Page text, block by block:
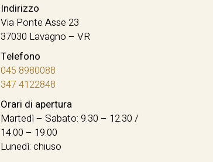
Indirizzo
Via Ponte Asse 23
37030 Lavagno – VR
Telefono
045 8980088
347 4122848
Orari di apertura
Martedì – Sabato: 9.30 – 12.30 /
14.00 – 19.00
Lunedì: chiuso